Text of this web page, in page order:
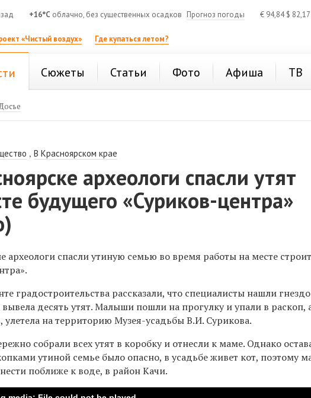
+16°C облачно, без существенных осадков Прогноз погоды € 94,84$ 82,17
«Чистый воздух» Где купаться летом?
Сюжеты Статьи Фото Афиша ТВ
,В Красноярском крае
археологи спасли утят
будущего «Суриков-центра»
археологи спасли утиную семью во время работы на месте
градостроительства рассказали, что специалисты нашли
вывела десять утят. Малыши пошли на прогулку и упали в раскоп,
улетела на территорию Музея-усадьбы В.И. Сурикова.
собрали всех утят в коробку и отнесли к маме. Однако
утиной семье было опасно, в усадьбе живет кот, поэтому
поближе к воде, в район Качи.